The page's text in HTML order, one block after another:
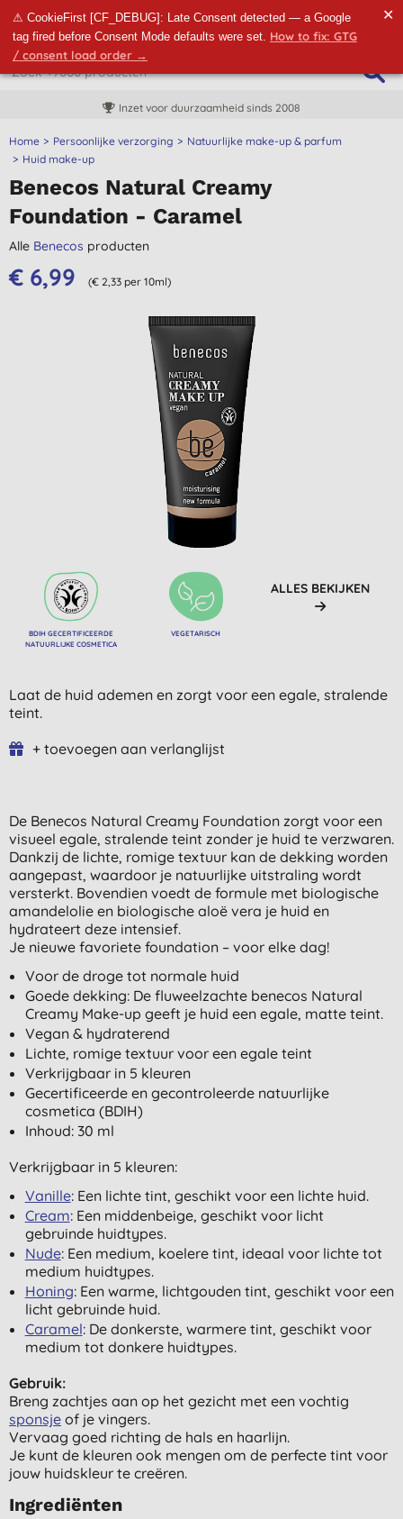
⚠ CookieFirst [CF_DEBUG]: Late Consent detected — a Google
tag fired before Consent Mode defaults were set. How to fix: GTG
/ consent load order →
✕
Inzet voor duurzaamheid sinds 2008
Home Persoonlijke verzorging
Natuurlijke make-up & parfum
Huid make-up
Benecos Natural Creamy
Foundation - Caramel
Alle Benecos producten
€ 6,99 (€ 2,33 per 10ml)
BDIH GECERTIFICEERDE
NATUURLIJKE COSMETICA
VEGETARISCH
ALLES BEKIJKEN
Laat de huid ademen en zorgt voor een egale, stralende
teint.
+ toevoegen aan verlanglijst
De Benecos Natural Creamy Foundation zorgt voor een
visueel egale, stralende teint zonder je huid te verzwaren.
Dankzij de lichte, romige textuur kan de dekking worden
aangepast, waardoor je natuurlijke uitstraling wordt
versterkt. Bovendien voedt de formule met biologische
amandelolie en biologische aloë vera je huid en
hydrateert deze intensief.
Je nieuwe favoriete foundation – voor elke dag!
Voor de droge tot normale huid
Goede dekking: De fluweelzachte benecos Natural
Creamy Make-up geeft je huid een egale, matte teint.
Vegan & hydraterend
Lichte, romige textuur voor een egale teint
Verkrijgbaar in 5 kleuren
Gecertificeerde en gecontroleerde natuurlijke
cosmetica (BDIH)
Inhoud: 30 ml
Verkrijgbaar in 5 kleuren:
Vanille: Een lichte tint, geschikt voor een lichte huid.
Cream: Een middenbeige, geschikt voor licht
gebruinde huidtypes.
Nude: Een medium, koelere tint, ideaal voor lichte tot
medium huidtypes.
Honing: Een warme, lichtgouden tint, geschikt voor een
licht gebruinde huid.
Caramel: De donkerste, warmere tint, geschikt voor
medium tot donkere huidtypes.
Gebruik:
Breng zachtjes aan op het gezicht met een vochtig
sponsje of je vingers.
Vervaag goed richting de hals en haarlijn.
Je kunt de kleuren ook mengen om de perfecte tint voor
jouw huidskleur te creëren.
Ingrediënten